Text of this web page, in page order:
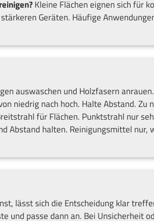
Kleine Flächen eignen sich für
Geräten. Häufige
auswaschen und Holzfasern
niedrig nach hoch. Halte Abstand. Zu
für Flächen. Punktstrahl nur
Abstand halten. Reinigungsmittel nur,
lässt sich die Entscheidung klar
und passe dann an. Bei Unsicherheit